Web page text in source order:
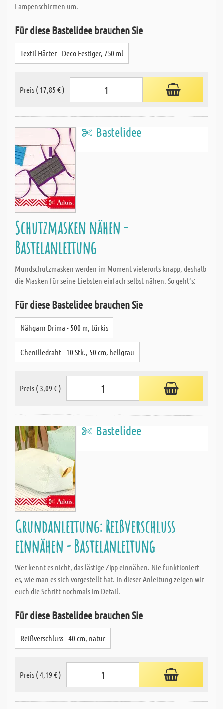
Lampenschirmen um.
Für diese Bastelidee brauchen Sie
Textil Härter - Deco Festiger, 750 ml
Preis ( 17,85 € )
Bastelidee
Schutzmasken nähen -
Bastelanleitung
Mundschutzmasken werden im Moment vielerorts knapp, deshalb
die Masken für seine Liebsten einfach selbst nähen. So geht‘s:
Für diese Bastelidee brauchen Sie
Nähgarn Drima - 500 m, türkis
Chenilledraht - 10 Stk., 50 cm, hellgrau
Preis ( 3,09 € )
Bastelidee
Grundanleitung: Reißverschluss
einnähen - Bastelanleitung
Wer kennt es nicht, das lästige Zipp einnähen. Nie funktioniert
es, wie man es sich vorgestellt hat. In dieser Anleitung zeigen wir
euch die Schritt nochmals im Detail.
Für diese Bastelidee brauchen Sie
Reißverschluss - 40 cm, natur
Preis ( 4,19 € )